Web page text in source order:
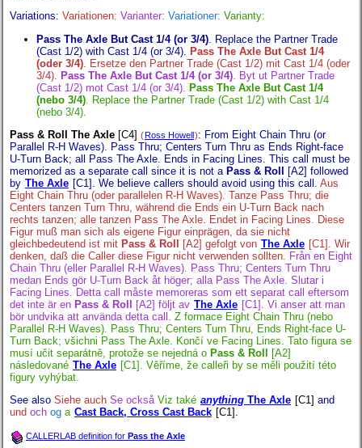
Variations: Variationen: Varianter: Variationer: Varianty:
Pass The Axle But Cast 1/4 (or 3/4) . Replace the Partner Trade
(Cast 1/2) with Cast 1/4 (or 3/4). Pass The Axle But Cast 1/4
(oder 3/4) . Ersetze den Partner Trade (Cast 1/2) mit Cast 1/4 (oder
3/4). Pass The Axle But Cast 1/4 (or 3/4) . Byt ut Partner Trade
(Cast 1/2) mot Cast 1/4 (or 3/4). Pass The Axle But Cast 1/4
(nebo 3/4) . Replace the Partner Trade (Cast 1/2) with Cast 1/4
(nebo 3/4).
Pass & Roll The Axle [C4] (Ross Howell): From Eight Chain Thru (or
Parallel R-H Waves). Pass Thru; Centers Turn Thru as Ends Right-face
U-Turn Back; all Pass The Axle. Ends in Facing Lines. This call must be
memorized as a separate call since it is not a Pass & Roll
[A2] followed
by The Axle [C1]. We believe callers should avoid using this call.
Aus
Eight Chain Thru (oder parallelen R-H Waves). Tanze Pass Thru; die
Centers tanzen Turn Thru, während die Ends ein U-Turn Back nach
rechts tanzen; alle tanzen Pass The Axle. Endet in Facing Lines. Diese
Figur muß man sich als eigene Figur einprägen, da sie nicht
gleichbedeutend ist mit Pass & Roll [A2] gefolgt von The Axle [C1]. Wir
denken, daß die Caller diese Figur nicht verwenden sollten.
Från en Eight
Chain Thru (eller Parallel R-H Waves). Pass Thru; Centers Turn Thru
medan Ends gör U-Turn Back åt höger; alla Pass The Axle. Slutar i
Facing Lines. Detta call måste memoreras som ett separat call eftersom
det inte är en Pass & Roll [A2] följt av The Axle [C1]. Vi anser att man
bör undvika att använda detta call.
Z formace Eight Chain Thru (nebo
Parallel R-H Waves). Pass Thru; Centers Turn Thru, Ends Right-face U-
Turn Back; všichni Pass The Axle. Končí ve Facing Lines. Tato figura se
musí učit separátně, protože se nejedná o Pass & Roll
[A2]
následované The Axle [C1]. Věříme, že calleři by se měli použití této
figury vyhýbat.
See also Siehe auch Se också Viz také anything The Axle [C1] and
und och og a Cast Back, Cross Cast Back [C1].
CALLERLAB definition for Pass the Axle